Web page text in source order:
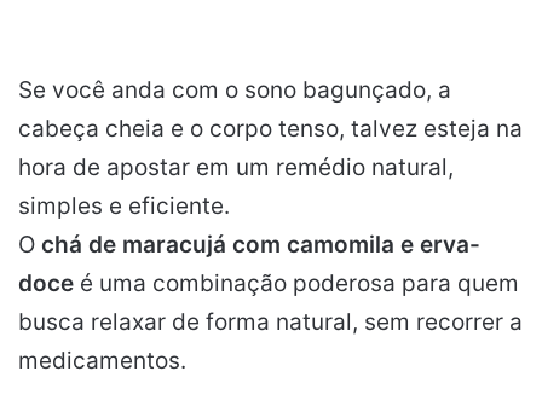
Se você anda com o sono bagunçado, a
cabeça cheia e o corpo tenso, talvez esteja na
hora de apostar em um remédio natural,
simples e eficiente.
O chá de maracujá com camomila e erva-
doce é uma combinação poderosa para quem
busca relaxar de forma natural, sem recorrer a
medicamentos.